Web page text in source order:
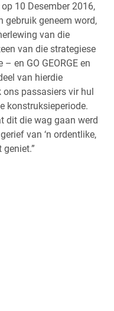
10 Desember 2016,
gebruik geneem word,
van die
van die strategiese
en GO GEORGE en
van hierdie
passasiers vir hul
konstruksieperiode.
dit die wag gaan werd
van ‘n ordentlike,